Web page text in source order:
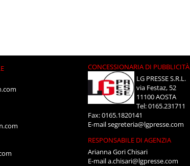
CONCESSIONARIA DI PUBBLICITÀ
LG PRESSE S.R.L.
via Festaz, 52
11100 AOSTA
Tel: 0165.231711
Fax: 0165.1820141
E-mailsegreteria@lgpresse.com
RESPONSABILE DI AGENZIA
Arianna Gori Chisari
E-maila.chisari@lgpresse.com